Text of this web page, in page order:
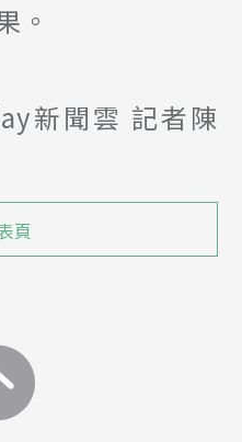
。
新聞雲 記者陳
頁